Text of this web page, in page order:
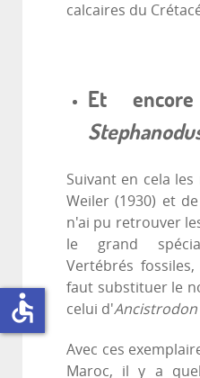
calcaires du
Et
Suivant en cela
Weiler (1930) et
n'ai pu retrouver
le grand
Vertébrés
faut substituer le
celui d'Ancistrodon
Avec ces
Maroc, il y a
accessible